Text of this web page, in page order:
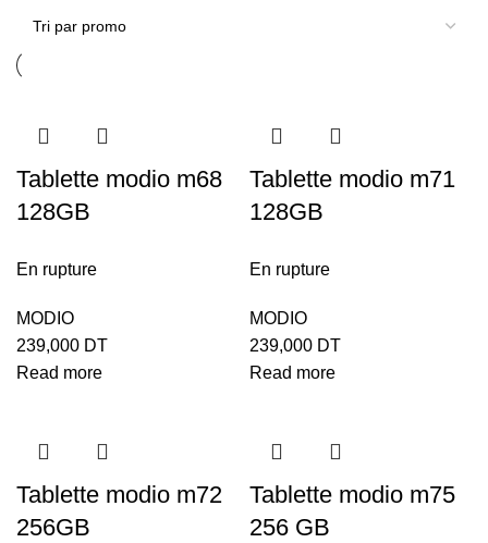
Tablette modio m68
128GB
En rupture
MODIO
239,000 DT
Read more
Tablette modio m71
128GB
En rupture
MODIO
239,000 DT
Read more
Tablette modio m72
256GB
Tablette modio m75
256 GB